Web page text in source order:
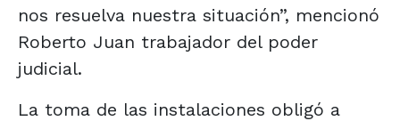
nos resuelva nuestra situación”, mencionó
Roberto Juan trabajador del poder
judicial.
La toma de las instalaciones obligó a